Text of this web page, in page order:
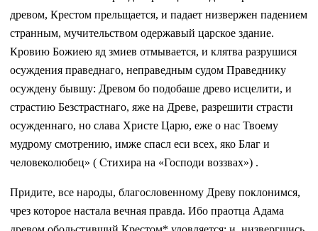
древом, Крестом прельщается, и падает низвержен падением
странным, мучительством одержавый царское здание.
Кровию Божиею яд змиев отмывается, и клятва разрушися
осуждения праведнаго, неправедным судом Праведнику
осуждену бывшу: Древом бо подобаше древо исцелити, и
страстию Безстрастнаго, яже на Древе, разрешити страсти
осужденнаго, но слава Христе Царю, eже о нас Твоему
мудрому смотрению, имже спасл eси всех, яко Благ и
человеколюбец» ( Стихира на «Господи воззвах») .
Придите, все народы, благословенному Древу поклонимся,
чрез которое настала вечная правда. Ибо праотца Адама